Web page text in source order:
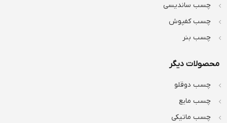
چسب ساندیسی
چسب کفپوش
چسب بنر
محصولات دیگر
چسب دوقلو
چسب مایع
چسب ماتیکی